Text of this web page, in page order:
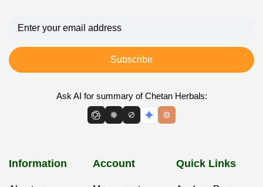
Subscribe
Ask AI for summary of Chetan Herbals:
Information Account Quick Links